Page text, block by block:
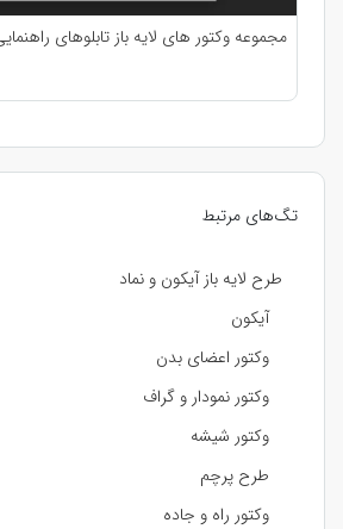
تگ‌های مرتبط
طرح لایه باز آیکون و نماد
آیکون
وکتور اعضای بدن
وکتور نمودار و گراف
وکتور شیشه
طرح پرچم
وکتور راه و جاده
مجموعه وکتور های لایه باز تابلوهای